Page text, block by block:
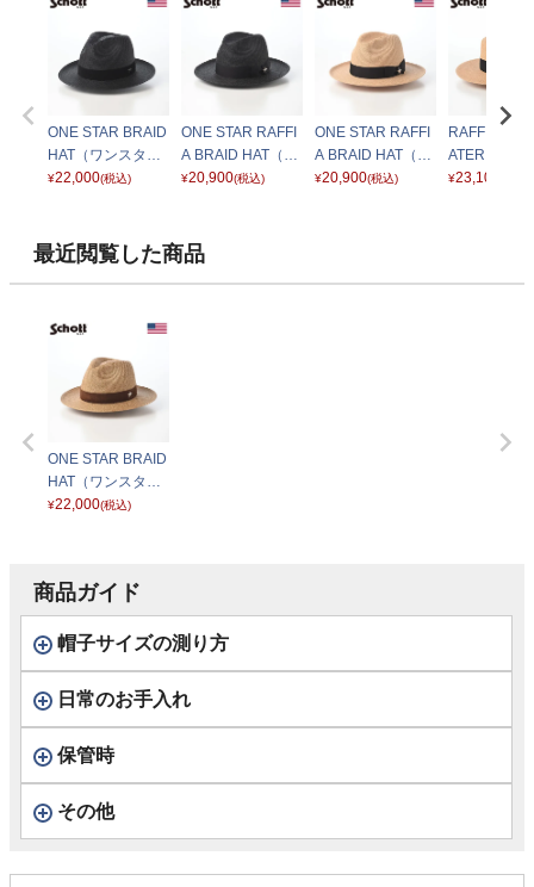
ONE STAR BRAID
HAT（ワンスター
ブレード ハット）
¥22,000(税込)
ONE STAR RAFFI
A BRAID HAT（ワ
ンスター ラフィア
¥20,900(税込)
ONE STAR RAFFI
A BRAID HAT（ワ
ンスター ラフィア
¥20,900(税込)
RAFFIA
ATER HAT（
ィア ブレー
¥23,100
最近閲覧した商品
ONE STAR BRAID
HAT（ワンスター
ブレード ハット）
¥22,000(税込)
商品ガイド
帽子サイズの測り方
日常のお手入れ
保管時
その他